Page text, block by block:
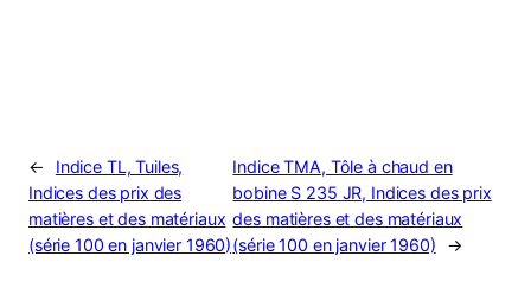
←
Indice TL, Tuiles,
Indices des prix des
matières et des matériaux
(série 100 en janvier 1960)
Indice TMA, Tôle à chaud en
bobine S 235 JR, Indices des prix
des matières et des matériaux
(série 100 en janvier 1960)
→